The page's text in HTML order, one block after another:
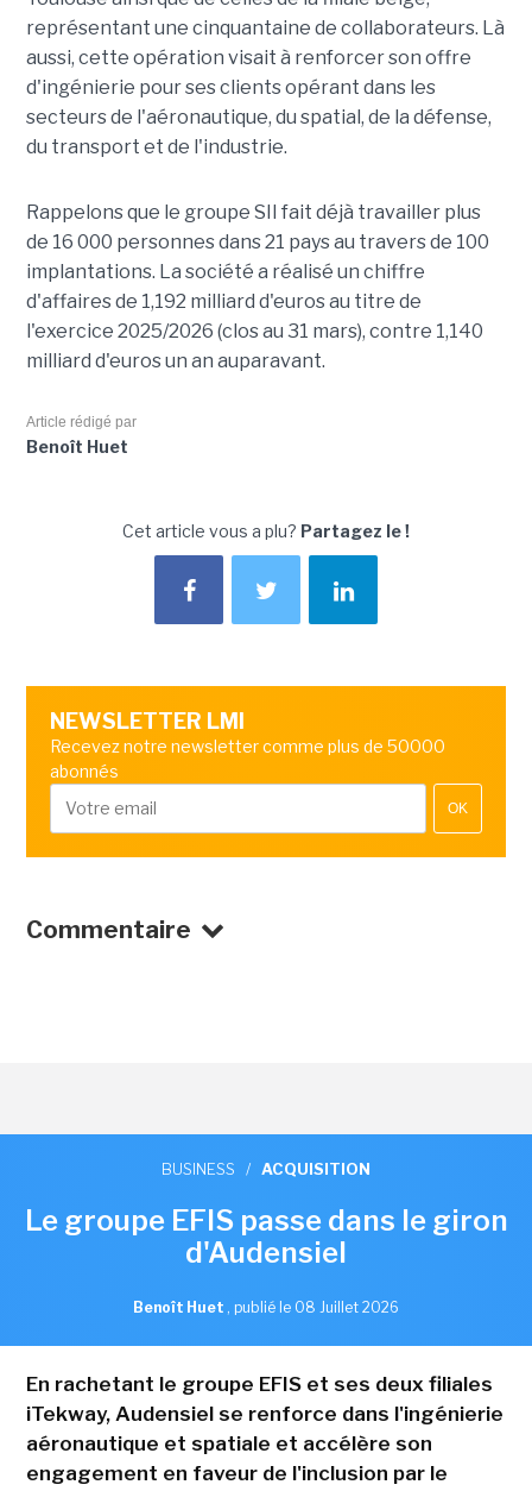
représentant une cinquantaine de collaborateurs. Là
aussi, cette opération visait à renforcer son offre
d'ingénierie pour ses clients opérant dans les
secteurs de l'aéronautique, du spatial, de la défense,
du transport et de l'industrie.
Rappelons que le groupe SII fait déjà travailler plus
de 16 000 personnes dans 21 pays au travers de 100
implantations. La société a réalisé un chiffre
d'affaires de 1,192 milliard d'euros au titre de
l'exercice 2025/2026 (clos au 31 mars), contre 1,140
milliard d'euros un an auparavant.
Article rédigé par
Benoît Huet
Cet article vous a plu? Partagez le !
NEWSLETTER LMI
Recevez notre newsletter comme plus de 50000
abonnés
OK
Commentaire
BUSINESS / ACQUISITION
Le groupe EFIS passe dans le giron
d'Audensiel
Benoît Huet , publié le 08 Juillet 2026
En rachetant le groupe EFIS et ses deux filiales
iTekway, Audensiel se renforce dans l'ingénierie
aéronautique et spatiale et accélère son
engagement en faveur de l'inclusion par le